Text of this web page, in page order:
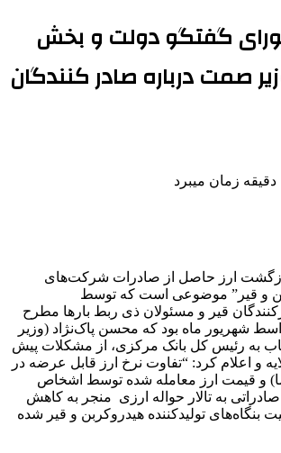
گفتگو دولت و بخش
صمت درباره صادر کنندگان
ارز حاصل از صادرات شرکت‌های
و قیر” موضوعی است که توسط
قیر و مسئولان ذی ربط بارها مطرح
شهریور ماه بود که محسن پاک‌نژاد (وزیر
به رئیس کل بانک مرکزی، از مشکلات پیش
و اعلام کرد: “تفاوت نرخ ارز قابل عرضه در
و قیمت ارز معامله شده توسط اشخاص
به تالار حواله ارزی منجر به کاهش
بنگاه‌های تولیدکننده هیدروکربن و قیر شده